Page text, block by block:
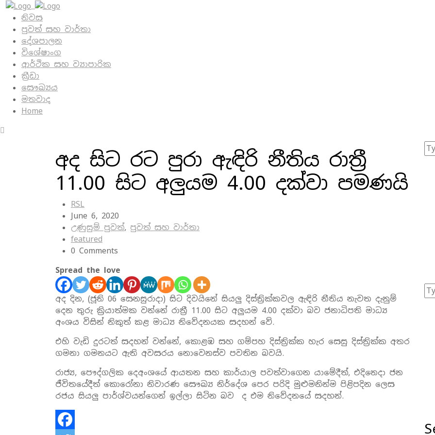
නිවස
පුවත් සහ වාර්තා
දේශපාලන
විශේෂාංග
ආර්ථික සහ ව්‍යාපාරික
ක්‍රීඩා
සෞඛ්‍යය
මතවාද
Home
අද සිට රට පුරා ඇඳිරි නීතිය රාත්‍රී
11.00 සිට අලුයම 4.00 දක්වා පමණයි
RSL
June 6, 2020
උණුසුම් පුවත්, පුවත් සහ වාර්තා
featured
0 Comments
Spread the love
අද දින, (ජූනි 06 සෙනසුරාදා) සිට දිවයිනේ සියලු දිස්ත්‍රික්කවල ඇඳිරි නීතිය නැවත දැනුම්
දෙන තුරු ක්‍රියාත්මක වන්නේ රාත්‍රී 11.00 සිට අලුයම 4.00 දක්වා බව ජනාධිපති මාධ්‍ය
අංශය විසින් නිකුත් කළ මාධ්‍ය නිවේදනයක සදහන් වේ.
එහි වැඩි දුරටත් සදහන් වන්නේ, කොළඹ සහ ගම්පහ දිස්ත්‍රික්ක හැර සෙසු දිස්ත්‍රික්ක අතර
ගමනා ගමනයට ඇති අවසරය නොවෙනස්ව පවතින බවයි.
රාජ්‍ය, පෞද්ගලික දෙඅංශයේ ආයතන සහ කාර්යාල පවත්වාගෙන යාමේදීත්, එදිනෙදා ජන
ජීවිතයේදීත් කොරෝනා නිවාරණ සෞඛ්‍ය නිර්දේශ පෙර පරිදි මුළුමනින්ම පිළිපදින ලෙස
රජය සියලු පාර්ශ්වයන්ගෙන් ඉල්ලා සිටින බව ද එම නිවේදනයේ සදහන්.